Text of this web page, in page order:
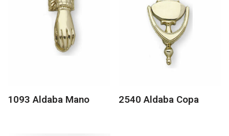
1093 Aldaba Mano 2540 Aldaba Copa